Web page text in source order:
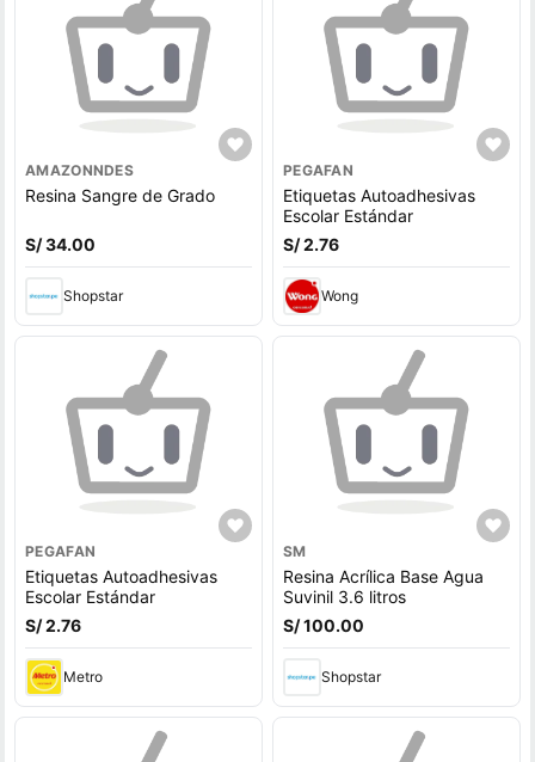
AMAZONNDES
Resina Sangre de Grado
S/ 34.00
Shopstar
PEGAFAN
Etiquetas Autoadhesivas
Escolar Estándar
S/ 2.76
Wong
PEGAFAN
Etiquetas Autoadhesivas
Escolar Estándar
S/ 2.76
Metro
SM
Resina Acrílica Base Agua
Suvinil 3.6 litros
S/ 100.00
Shopstar